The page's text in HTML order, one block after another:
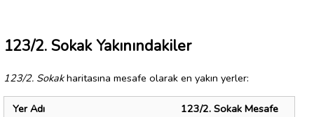
123/2. Sokak Yakınındakiler
123/2. Sokakharitasına mesafe olarak en yakın yerler:
Yer Adı
123/2. Sokak Mesafe